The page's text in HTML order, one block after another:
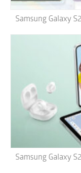
Samsung Galaxy
Samsung Galaxy